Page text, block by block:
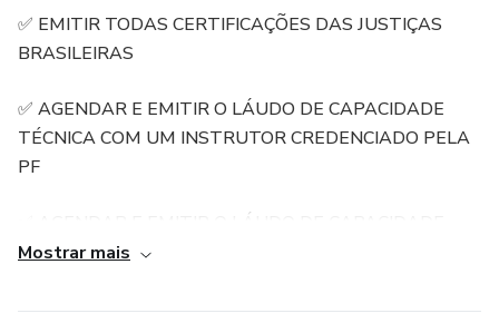
✅ EMITIR TODAS CERTIFICAÇÕES DAS JUSTIÇAS
BRASILEIRAS
✅ AGENDAR E EMITIR O LÁUDO DE CAPACIDADE
TÉCNICA COM UM INSTRUTOR CREDENCIADO PELA
PF
PSICOLÓGICA POR UM PSICÓLOGO CREDENCIADO
Mostrar mais